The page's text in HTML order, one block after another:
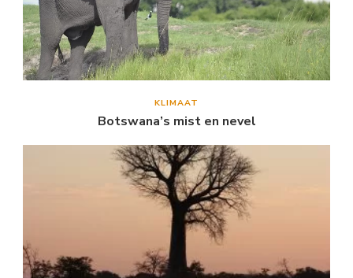
KLIMAAT
Botswana’s mist en nevel